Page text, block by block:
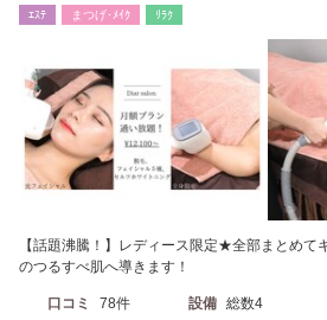
ｴｽﾃ まつげ･ﾒｲｸ ﾘﾗｸ
【話題沸騰！】レディース限定★全部まとめて
のつるすべ肌へ導きます！
口コミ 78件 設備 総数4